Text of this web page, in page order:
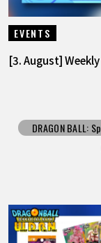
LANGUAGE
JP
EVENTS
[3. August]
DRAGON BALL: